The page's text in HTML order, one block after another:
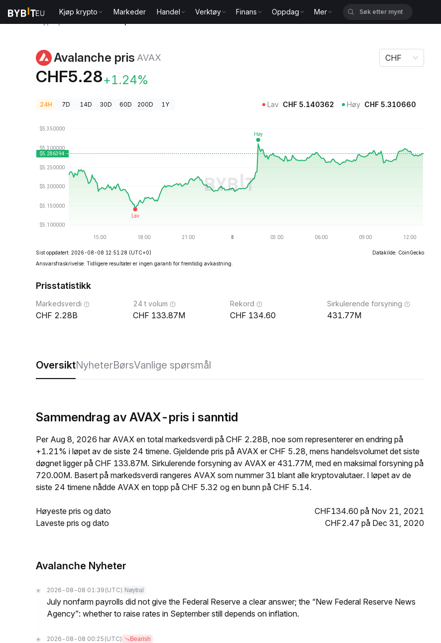
Kjøp krypto Markeder Handel Verktøy Finans Oppdag Mer
Avalanche pris AVAX
CHF5.28+1.24%
CHF
24H 7D 14D 30D 60D 200D 1Y Lav CHF 5.140362 Høy CHF 5.310660
Sist oppdatert: 2026-08-08 12:51:28 (UTC+0)
Datakilde: CoinGecko
Ansvarsfraskrivelse: Tidligere resultater er ingen garanti for fremtidig avkastning.
Prisstatistikk
Markedsverdi
2.28B
24 t volum
133.87M
Rekord
134.60
Sirkulerende forsyning
431.77M
OversiktNyheterBørsVanlige spørsmål
Sammendrag av AVAX-pris i sanntid
Per Aug 8, 2026 har AVAX en total markedsverdi på CHF 2.28B, noe som representerer en endring på
+1.21% i løpet av de siste 24 timene. Gjeldende pris på AVAX er CHF 5.28, mens handelsvolumet det siste
døgnet ligger på CHF 133.87M. Sirkulerende forsyning av AVAX er 431.77M, med en maksimal forsyning på
720.00M. Basert på markedsverdi rangeres AVAX som nummer 31 blant alle kryptovalutaer. I løpet av de
siste 24 timene nådde AVAX en topp på CHF 5.32 og en bunn på CHF 5.14.
Høyeste pris og dato
CHF134.60 på Nov 21, 2021
Laveste pris og dato
CHF2.47 på Dec 31, 2020
Avalanche Nyheter
2026-08-08 01:39 (UTC) Nøytral
July nonfarm payrolls did not give the Federal Reserve a clear answer; the “New Federal Reserve News
Agency”: whether to raise rates in September still depends on inflation.
2026-08-08 00:25 (UTC) Bearish